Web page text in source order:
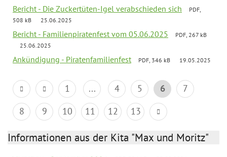
Bericht - Die Zuckertüten-Igel verabschieden sich
PDF,
508 kB
25.06.2025
Bericht - Familienpiratenfest vom 05.06.2025
PDF, 267 kB
25.06.2025
Ankündigung - Piratenfamilienfest PDF, 346 kB 19.05.2025
1 ... 4 5 6
7
8
9 10 11 12 13
Informationen aus der Kita "Max und Moritz"